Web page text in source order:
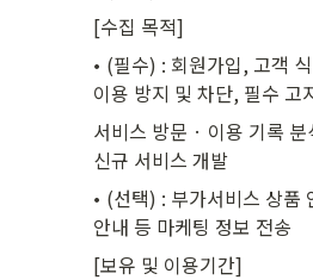
[수집 목적]
𑇐 (필수) : 회원가입, 고객
이용 방지 및 차단, 필수 고
서비스 방문 · 이용 기록
신규 서비스 개발
𑇐 (선택) : 부가서비스 상품
안내 등 마케팅 정보 전송
[보유 및 이용기간]